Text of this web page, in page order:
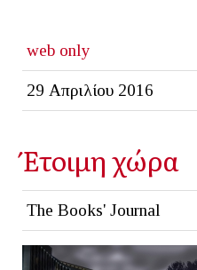
web only
29 Απριλίου 2016
Έτοιμη χώρα
The Books' Journal